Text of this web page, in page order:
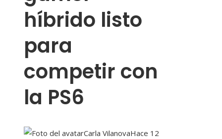
híbrido listo
para
competir con
la PS6
Carla VilanovaHace 12